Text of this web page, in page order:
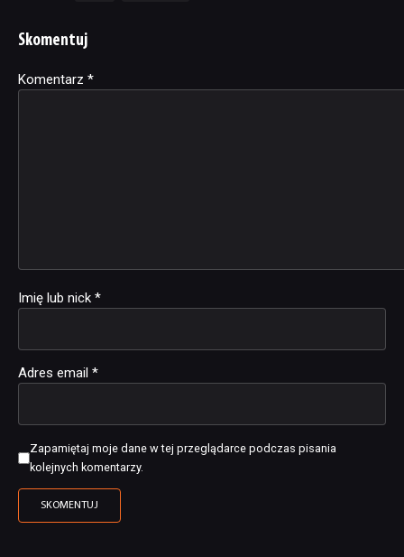
Skomentuj
Komentarz *
Imię lub nick *
Adres email *
Zapamiętaj moje dane w tej przeglądarce podczas pisania
kolejnych komentarzy.
Alternative: